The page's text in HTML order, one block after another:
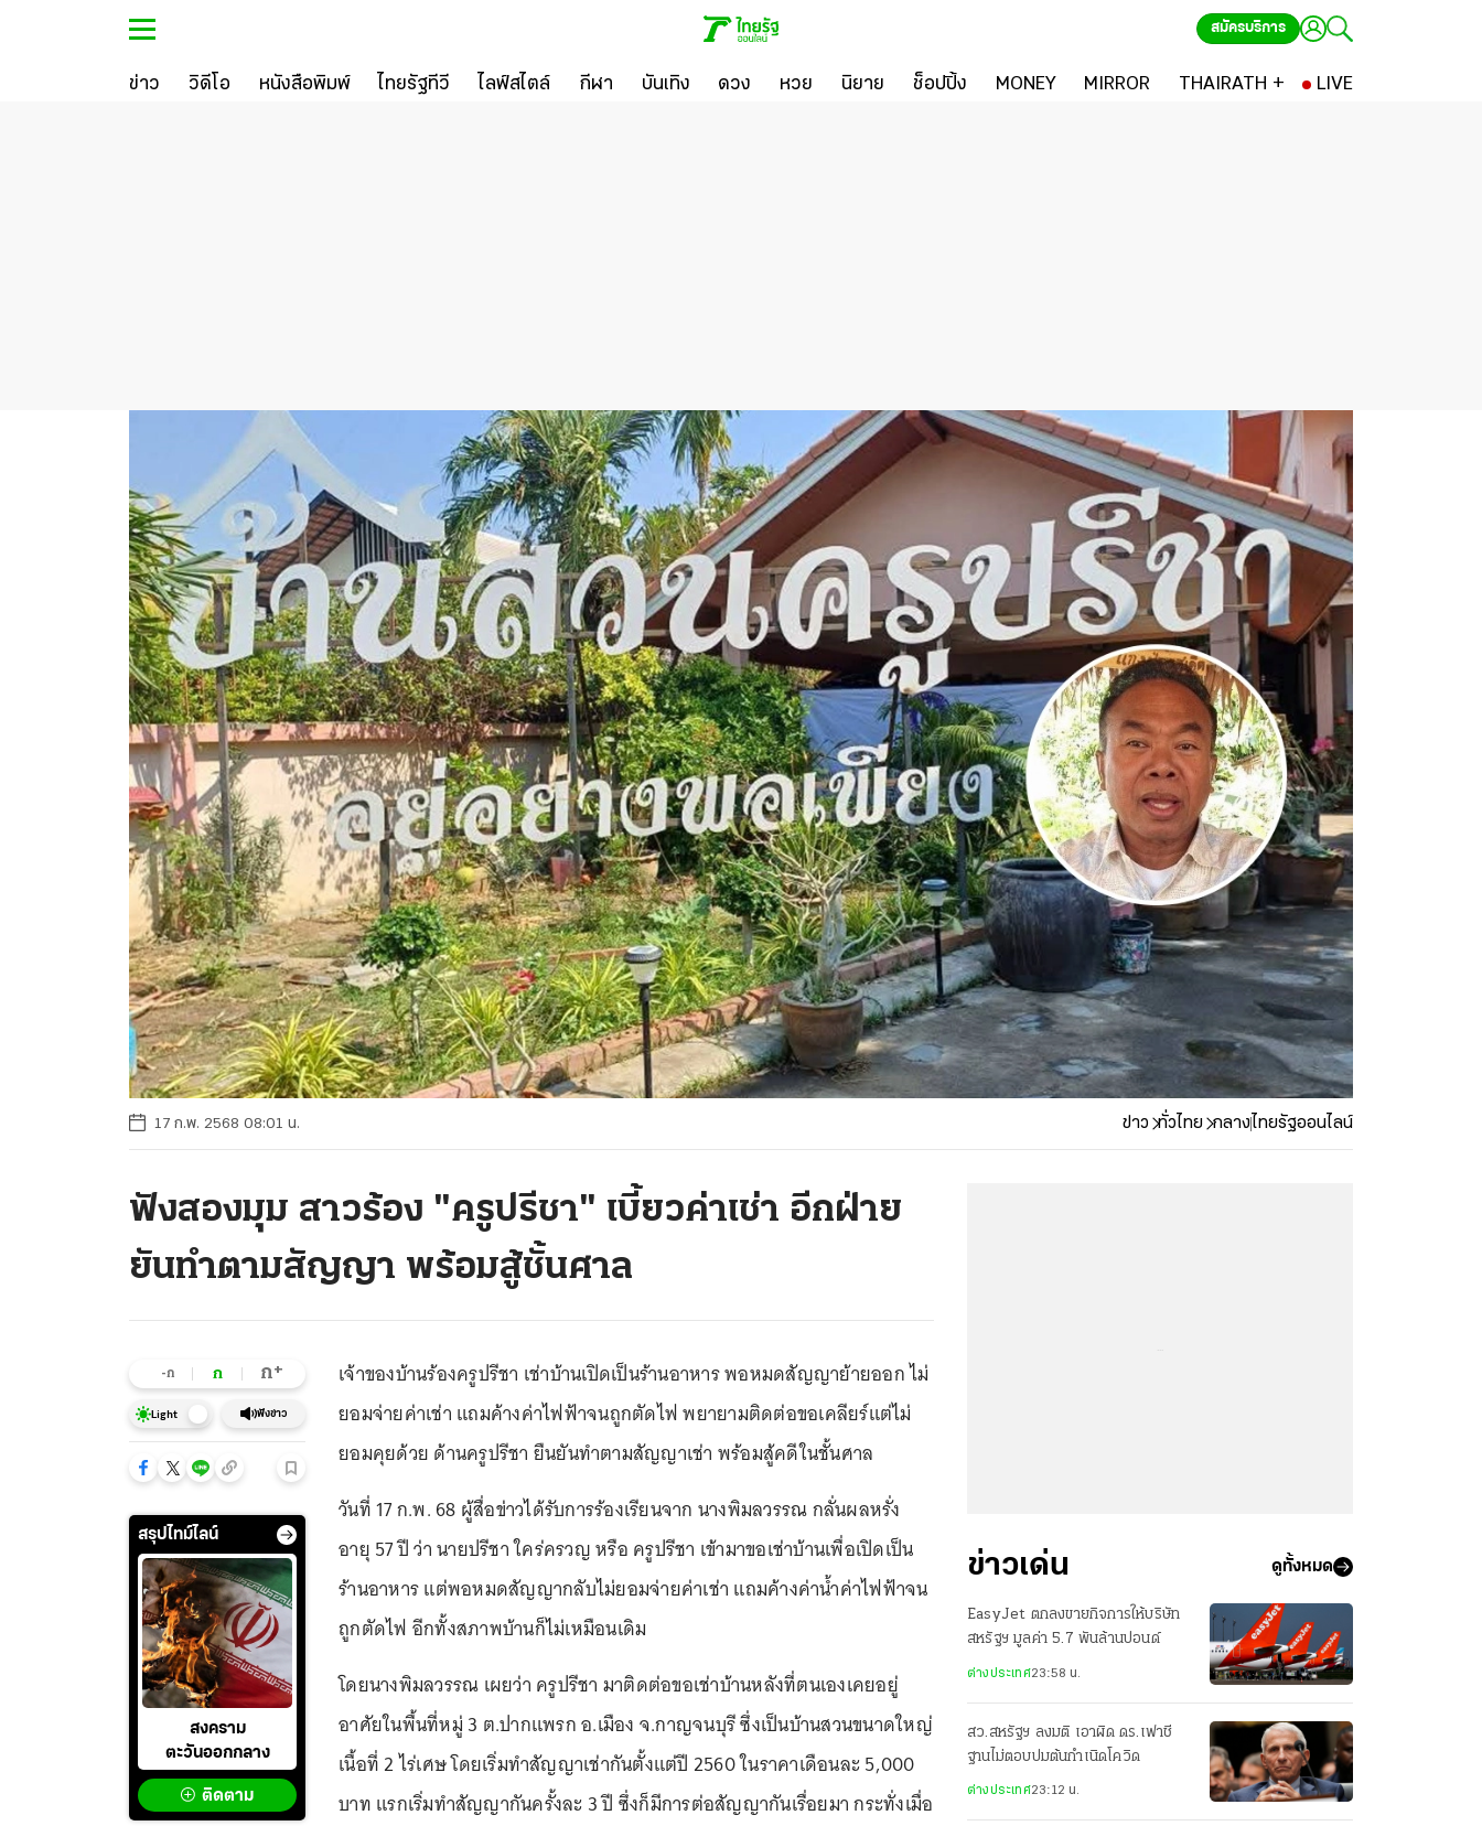
สมัครบริการ
ข่าว วิดีโอ หนังสือพิมพ์ ไทยรัฐทีวี ไลฟ์สไตล์ กีฬา บันเทิง ดวง หวย นิยาย ช็อปปิ้ง MONEY MIRROR THAIRATH + LIVE
17 ก.พ. 2568 08:01 น. ข่าว ทั่วไทย กลางไทยรัฐออนไลน์
ฟังสองมุม สาวร้อง "ครูปรีชา" เบี้ยวค่าเช่า อีกฝ่าย
ยันทำตามสัญญา พร้อมสู้ชั้นศาล
-ก ก ก+
Light ฟังข่าว
สรุปไทม์ไลน์
สงคราม
ตะวันออกกลาง
ติดตาม
เจ้าของบ้านร้องครูปรีชา เช่าบ้านเปิดเป็นร้านอาหาร พอหมดสัญญาย้ายออก ไม่
ยอมจ่ายค่าเช่า แถมค้างค่าไฟฟ้าจนถูกตัดไฟ พยายามติดต่อขอเคลียร์แต่ไม่
ยอมคุยด้วย ด้านครูปรีชา ยืนยันทำตามสัญญาเช่า พร้อมสู้คดีในชั้นศาล
วันที่ 17 ก.พ. 68 ผู้สื่อข่าวได้รับการร้องเรียนจาก นางพิมลวรรณ กลั่นผลหรั่ง
อายุ 57 ปี ว่า นายปรีชา ใคร่ครวญ หรือ ครูปรีชา เข้ามาขอเช่าบ้านเพื่อเปิดเป็น
ร้านอาหาร แต่พอหมดสัญญากลับไม่ยอมจ่ายค่าเช่า แถมค้างค่าน้ำค่าไฟฟ้าจน
ถูกตัดไฟ อีกทั้งสภาพบ้านก็ไม่เหมือนเดิม
โดยนางพิมลวรรณ เผยว่า ครูปรีชา มาติดต่อขอเช่าบ้านหลังที่ตนเองเคยอยู่
อาศัยในพื้นที่หมู่ 3 ต.ปากแพรก อ.เมือง จ.กาญจนบุรี ซึ่งเป็นบ้านสวนขนาดใหญ่
เนื้อที่ 2 ไร่เศษ โดยเริ่มทำสัญญาเช่ากันตั้งแต่ปี 2560 ในราคาเดือนละ 5,000
บาท แรกเริ่มทำสัญญากันครั้งละ 3 ปี ซึ่งก็มีการต่อสัญญากันเรื่อยมา กระทั่งเมื่อ
ข่าวเด่น ดูทั้งหมด
EasyJet ตกลงขายกิจการให้บริษัท
สหรัฐฯ มูลค่า 5.7 พันล้านปอนด์
ต่างประเทศ23:58 น.
สว.สหรัฐฯ ลงมติ เอาผิด ดร.เฟาชี
ฐานไม่ตอบปมต้นกำเนิดโควิด
ต่างประเทศ23:12 น.